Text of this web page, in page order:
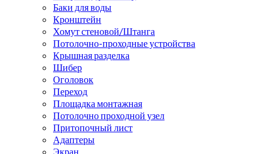
Баки для воды
Кронштейн
Хомут стеновой/Штанга
Потолочно-проходные устройства
Крышная разделка
Шибер
Оголовок
Переход
Площадка монтажная
Потолочно проходной узел
Притопочный лист
Адаптеры
Экран